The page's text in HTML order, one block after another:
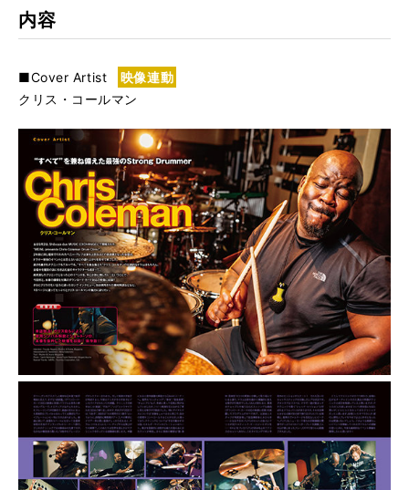
内容
■Cover Artist
映像連動
クリス・コールマン